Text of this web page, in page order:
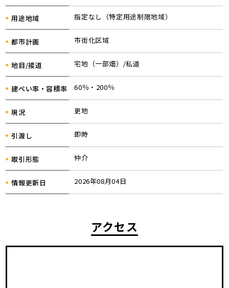
用途地域 指定なし（特定用途制限地域）
都市計画 市街化区域
地目/接道 宅地（一部畑）/私道
建ぺい率・容積率 60％・200％
現況 更地
引渡し 即時
取引形態 仲介
情報更新日 2026年08月04日
アクセス